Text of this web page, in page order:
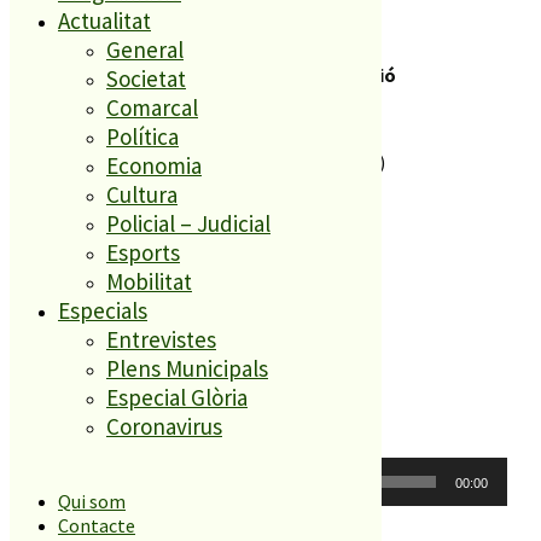
Actualitat
General
Societat
Comarcal
Política
Economia
Cultura
Policial – Judicial
Esports
Mobilitat
Especials
Entrevistes
Plens Municipals
Especial Glòria
Coronavirus
Qui som
Contacte
Política de cookies
Legal
Servei Local de Comunicació
Antiga Fàbrica El Forroll
08389 Palafolls (Barcelona)
Darrer informatiu
00:00